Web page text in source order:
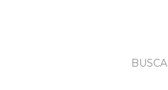
BUSCA